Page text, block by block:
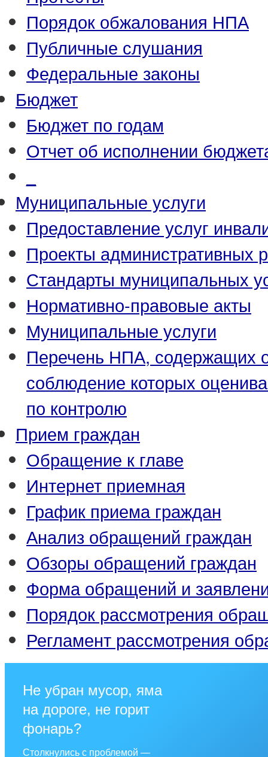
Порядок обжалования НПА
Публичные слушания
Федеральные законы
Бюджет
Бюджет по годам
Отчет об исполнении
Муниципальные услуги
Предоставление услуг
Проекты административных
Стандарты муниципальных
Нормативно-правовые акты
Муниципальные услуги
Перечень НПА, содержащих
соблюдение которых
по контролю
Прием граждан
Обращение к главе
Интернет приемная
График приема граждан
Анализ обращений граждан
Обзоры обращений граждан
Форма обращений и
Порядок рассмотрения
Регламент рассмотрения
Не убран мусор, яма
на дороге, не горит
фонарь?
Столкнулись с проблемой —